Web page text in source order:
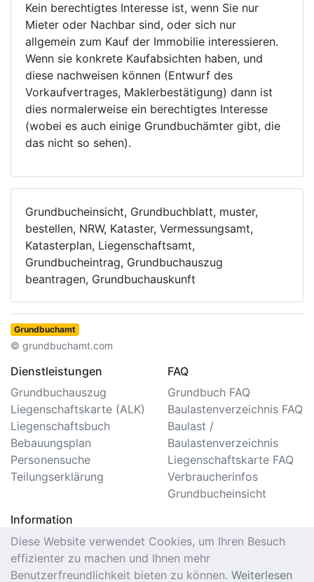
Kein berechtigtes Interesse ist, wenn Sie nur
Mieter oder Nachbar sind, oder sich nur
allgemein zum Kauf der Immobilie interessieren.
Wenn sie konkrete Kaufabsichten haben, und
diese nachweisen können (Entwurf des
Vorkaufvertrages, Maklerbestätigung) dann ist
dies normalerweise ein berechtigtes Interesse
(wobei es auch einige Grundbuchämter gibt, die
das nicht so sehen).
Grundbucheinsicht, Grundbuchblatt, muster,
bestellen, NRW, Kataster, Vermessungsamt,
Katasterplan, Liegenschaftsamt,
Grundbucheintrag, Grundbuchauszug
beantragen, Grundbuchauskunft
Grundbuchamt
© grundbuchamt.com
Dienstleistungen
Grundbuchauszug
Liegenschaftskarte (ALK)
Liegenschaftsbuch
Bebauungsplan
Personensuche
Teilungserklärung
FAQ
Grundbuch FAQ
Baulastenverzeichnis FAQ
Baulast /
Baulastenverzeichnis
Liegenschaftskarte FAQ
Verbraucherinfos
Grundbucheinsicht
Information
Impressum/Kontakt
Datenschutzerklärung
Nutzungsbedingungen
Diese Website verwendet Cookies, um Ihren Besuch
effizienter zu machen und Ihnen mehr
Benutzerfreundlichkeit bieten zu können. Weiterlesen